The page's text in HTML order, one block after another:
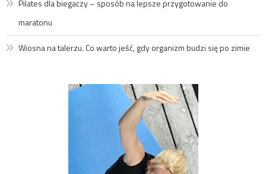
Pilates dla biegaczy – sposób na lepsze przygotowanie do
maratonu
Wiosna na talerzu. Co warto jeść, gdy organizm budzi się po zimie